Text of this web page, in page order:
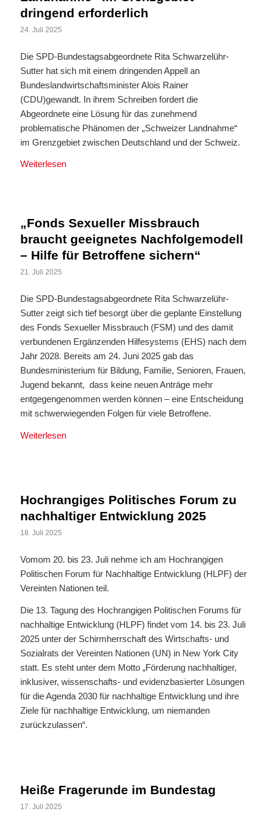
dringend erforderlich
24. Juli 2025
Die SPD-Bundestagsabgeordnete Rita Schwarzelühr-
Sutter hat sich mit einem dringenden Appell an
Bundeslandwirtschaftsminister Alois Rainer
(CDU)gewandt. In ihrem Schreiben fordert die
Abgeordnete eine Lösung für das zunehmend
problematische Phänomen der „Schweizer Landnahme“
im Grenzgebiet zwischen Deutschland und der Schweiz.
Weiterlesen
„Fonds Sexueller Missbrauch
braucht geeignetes Nachfolgemodell
– Hilfe für Betroffene sichern“
21. Juli 2025
Die SPD-Bundestagsabgeordnete Rita Schwarzelühr-
Sutter zeigt sich tief besorgt über die geplante Einstellung
des Fonds Sexueller Missbrauch (FSM) und des damit
verbundenen Ergänzenden Hilfesystems (EHS) nach dem
Jahr 2028. Bereits am 24. Juni 2025 gab das
Bundesministerium für Bildung, Familie, Senioren, Frauen,
Jugend bekannt, dass keine neuen Anträge mehr
entgegengenommen werden können – eine Entscheidung
mit schwerwiegenden Folgen für viele Betroffene.
Weiterlesen
Hochrangiges Politisches Forum zu
nachhaltiger Entwicklung 2025
18. Juli 2025
Vomom 20. bis 23. Juli nehme ich am Hochrangigen
Politischen Forum für Nachhaltige Entwicklung (HLPF) der
Vereinten Nationen teil.
Die 13. Tagung des Hochrangigen Politischen Forums für
nachhaltige Entwicklung (HLPF) findet vom 14. bis 23. Juli
2025 unter der Schirmherrschaft des Wirtschafts- und
Sozialrats der Vereinten Nationen (UN) in New York City
statt. Es steht unter dem Motto „Förderung nachhaltiger,
inklusiver, wissenschafts- und evidenzbasierter Lösungen
für die Agenda 2030 für nachhaltige Entwicklung und ihre
Ziele für nachhaltige Entwicklung, um niemanden
zurückzulassen“.
Heiße Fragerunde im Bundestag
17. Juli 2025